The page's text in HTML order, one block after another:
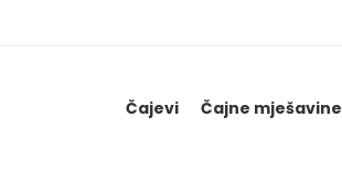
Čajevi Čajne mješavine